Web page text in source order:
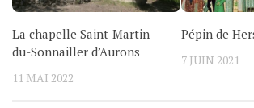
La chapelle Saint-Martin-
du-Sonnailler d’Aurons
11 MAI 2022
Pépin de
7 JUIN 2021